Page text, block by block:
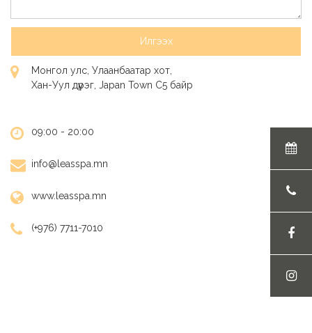
Монгол улс, Улаанбаатар хот,
Хан-Уул дүүрэг, Japan Town C5 байр
09:00 - 20:00
info@leasspa.mn
www.leasspa.mn
(+976) 7711-7010